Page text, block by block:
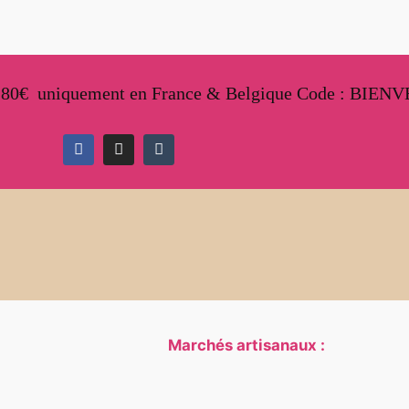
uniquement en France & Belgique Code :
Marchés artisanaux :